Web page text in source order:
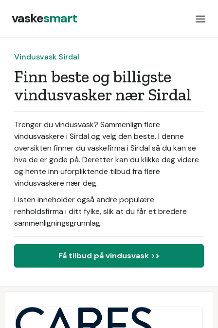
vaskesmart
Vindusvask Sirdal
Finn beste og billigste
vindusvasker nær Sirdal
Trenger du vindusvask? Sammenlign flere
vindusvaskere i Sirdal og velg den beste. I denne
oversikten finner du vaskefirma i Sirdal så du kan se
hva de er gode på. Deretter kan du klikke deg videre
og hente inn uforpliktende tilbud fra flere
vindusvaskere nær deg.
Listen inneholder også andre populære
renholdsfirma i ditt fylke, slik at du får et bredere
sammenligningsgrunnlag.
Få tilbud på vindusvask >>